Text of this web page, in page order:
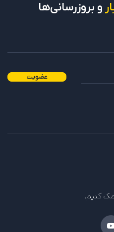
و بروزرسانی‌ها
عضویت
کنیم.